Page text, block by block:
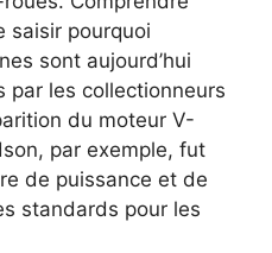
saisir pourquoi
sont aujourd’hui
par les collectionneurs
du moteur V-
par exemple, fut
de puissance et de
standards pour les